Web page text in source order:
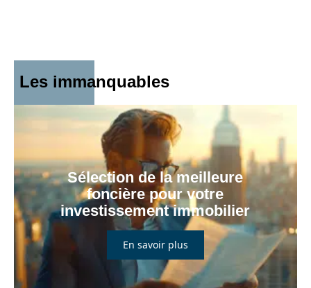
Les immanquables
Sélection de la meilleure
foncière pour votre
investissement immobilier
En savoir plus